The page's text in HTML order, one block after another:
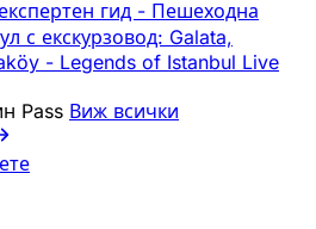
гид - Пешеходна
с екскурзовод: Galata,
- Legends of Istanbul Live
Pass Виж всички